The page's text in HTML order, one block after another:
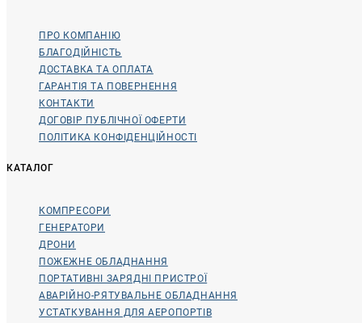
ПРО КОМПАНІЮ
БЛАГОДІЙНІСТЬ
ДОСТАВКА ТА ОПЛАТА
ГАРАНТІЯ ТА ПОВЕРНЕННЯ
КОНТАКТИ
ДОГОВІР ПУБЛІЧНОЇ ОФЕРТИ
ПОЛІТИКА КОНФІДЕНЦІЙНОСТІ
КАТАЛОГ
КОМПРЕСОРИ
ГЕНЕРАТОРИ
ДРОНИ
ПОЖЕЖНЕ ОБЛАДНАННЯ
ПОРТАТИВНІ ЗАРЯДНІ ПРИСТРОЇ
АВАРІЙНО-РЯТУВАЛЬНЕ ОБЛАДНАННЯ
УСТАТКУВАННЯ ДЛЯ АЕРОПОРТІВ